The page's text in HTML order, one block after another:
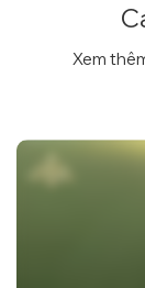
Xem